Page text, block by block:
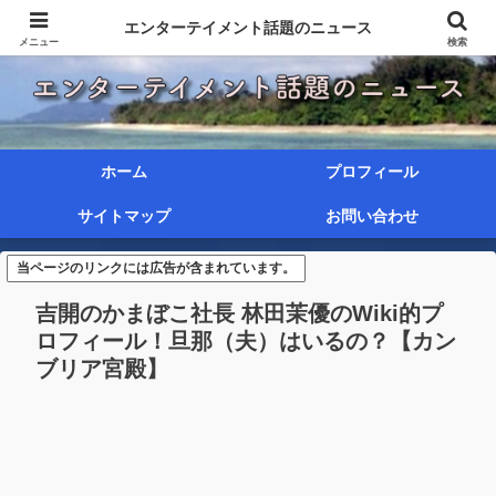
ホーム プロフィール
サイトマップ お問い合わせ
当ページのリンクには広告が含まれています。
吉開のかまぼこ社長 林田茉優のWiki的プ
ロフィール！旦那（夫）はいるの？【カン
ブリア宮殿】
メニュー
エンターテイメント話題のニュース
検索